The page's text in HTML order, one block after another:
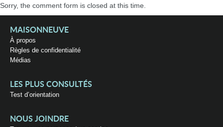
Sorry, the comment form is closed at this time.
MAISONNEUVE
À propos
Règles de confidentialité
Médias
LES PLUS CONSULTÉS
Test d’orientation
NOUS JOINDRE